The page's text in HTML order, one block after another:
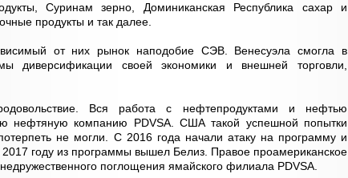
Суринам зерно, Доминиканская Республика сахар и
продукты и так далее.
от них рынок наподобие СЭВ. Венесуэла смогла в
диверсификации своей экономики и внешней торговли,
Вся работа с нефтепродуктами и нефтью
нефтяную компанию PDVSA. США такой успешной попытки
не могли. С 2016 года начали атаку на программу и
году из программы вышел Белиз. Правое проамериканское
поглощения ямайского филиала PDVSA.